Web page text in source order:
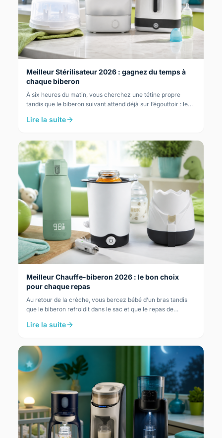
Meilleur Stérilisateur 2026 : gagnez du temps à
chaque biberon
À six heures du matin, vous cherchez une tétine propre
tandis que le biberon suivant attend déjà sur l’égouttoir : le
Lire la suite
Meilleur Chauffe-biberon 2026 : le bon choix
pour chaque repas
Au retour de la crèche, vous bercez bébé d’un bras tandis
que le biberon refroidit dans le sac et que le repas de
Lire la suite